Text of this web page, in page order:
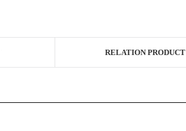
RELATION PRODUCT